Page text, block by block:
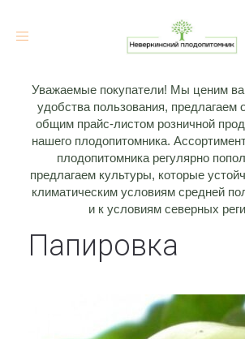
Toggle
Уважаемые покупатели! Мы ценим
удобства пользования, предлагаем
общим прайс-листом розничной
нашего плодопитомника.
плодопитомника регулярно
предлагаем культуры, которые
климатическим условиям средней
и к условиям северных
Папировка